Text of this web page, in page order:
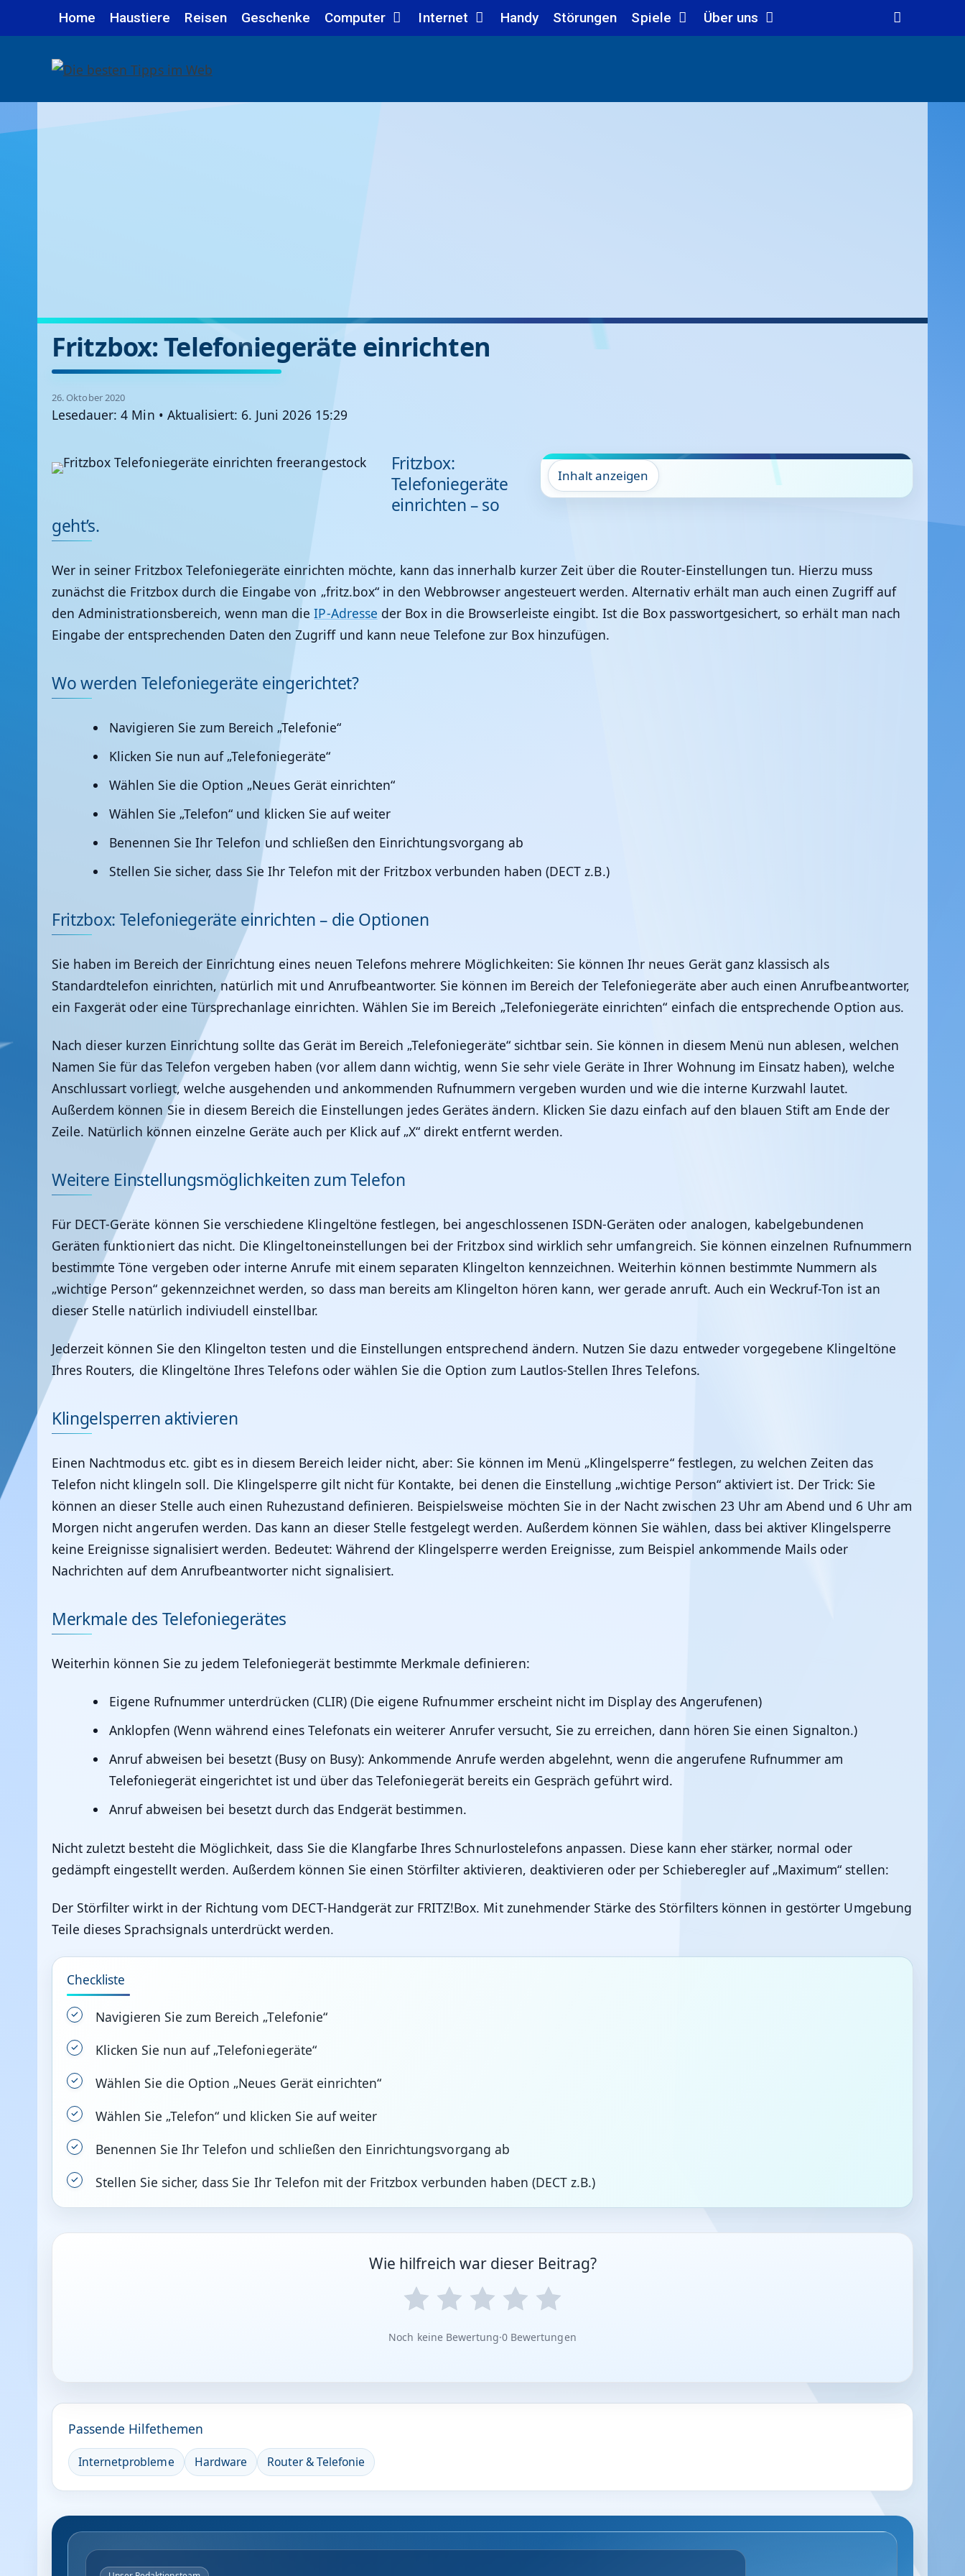
Inhalt
Home Haustiere Reisen Geschenke Computer Internet Handy Störungen Spiele Über uns
Fritzbox: Telefoniegeräte einrichten
26. Oktober 2020
Lesedauer: 4 Min • Aktualisiert: 6. Juni 2026 15:29
Inhalt anzeigen
Fritzbox:
Telefoniegeräte
einrichten – so
geht’s.
Wer in seiner Fritzbox Telefoniegeräte einrichten möchte, kann das innerhalb kurzer Zeit über die Router-Einstellungen tun. Hierzu muss
zunächst die Fritzbox durch die Eingabe von „fritz.box“ in den Webbrowser angesteuert werden. Alternativ erhält man auch einen Zugriff auf
den Administrationsbereich, wenn man dieIP-Adresse der Box in die Browserleiste eingibt. Ist die Box passwortgesichert, so erhält man nach
Eingabe der entsprechenden Daten den Zugriff und kann neue Telefone zur Box hinzufügen.
Wo werden Telefoniegeräte eingerichtet?
Navigieren Sie zum Bereich „Telefonie“
Klicken Sie nun auf „Telefoniegeräte“
Wählen Sie die Option „Neues Gerät einrichten“
Wählen Sie „Telefon“ und klicken Sie auf weiter
Benennen Sie Ihr Telefon und schließen den Einrichtungsvorgang ab
Stellen Sie sicher, dass Sie Ihr Telefon mit der Fritzbox verbunden haben (DECT z.B.)
Fritzbox: Telefoniegeräte einrichten – die Optionen
Sie haben im Bereich der Einrichtung eines neuen Telefons mehrere Möglichkeiten: Sie können Ihr neues Gerät ganz klassisch als
Standardtelefon einrichten, natürlich mit und Anrufbeantworter. Sie können im Bereich der Telefoniegeräte aber auch einen Anrufbeantworter,
ein Faxgerät oder eine Türsprechanlage einrichten. Wählen Sie im Bereich „Telefoniegeräte einrichten“ einfach die entsprechende Option aus.
Nach dieser kurzen Einrichtung sollte das Gerät im Bereich „Telefoniegeräte“ sichtbar sein. Sie können in diesem Menü nun ablesen, welchen
Namen Sie für das Telefon vergeben haben (vor allem dann wichtig, wenn Sie sehr viele Geräte in Ihrer Wohnung im Einsatz haben), welche
Anschlussart vorliegt, welche ausgehenden und ankommenden Rufnummern vergeben wurden und wie die interne Kurzwahl lautet.
Außerdem können Sie in diesem Bereich die Einstellungen jedes Gerätes ändern. Klicken Sie dazu einfach auf den blauen Stift am Ende der
Zeile. Natürlich können einzelne Geräte auch per Klick auf „X“ direkt entfernt werden.
Weitere Einstellungsmöglichkeiten zum Telefon
Für DECT-Geräte können Sie verschiedene Klingeltöne festlegen, bei angeschlossenen ISDN-Geräten oder analogen, kabelgebundenen
Geräten funktioniert das nicht. Die Klingeltoneinstellungen bei der Fritzbox sind wirklich sehr umfangreich. Sie können einzelnen Rufnummern
bestimmte Töne vergeben oder interne Anrufe mit einem separaten Klingelton kennzeichnen. Weiterhin können bestimmte Nummern als
„wichtige Person“ gekennzeichnet werden, so dass man bereits am Klingelton hören kann, wer gerade anruft. Auch ein Weckruf-Ton ist an
dieser Stelle natürlich indiviudell einstellbar.
Jederzeit können Sie den Klingelton testen und die Einstellungen entsprechend ändern. Nutzen Sie dazu entweder vorgegebene Klingeltöne
Ihres Routers, die Klingeltöne Ihres Telefons oder wählen Sie die Option zum Lautlos-Stellen Ihres Telefons.
Klingelsperren aktivieren
Einen Nachtmodus etc. gibt es in diesem Bereich leider nicht, aber: Sie können im Menü „Klingelsperre“ festlegen, zu welchen Zeiten das
Telefon nicht klingeln soll. Die Klingelsperre gilt nicht für Kontakte, bei denen die Einstellung „wichtige Person“ aktiviert ist. Der Trick: Sie
können an dieser Stelle auch einen Ruhezustand definieren. Beispielsweise möchten Sie in der Nacht zwischen 23 Uhr am Abend und 6 Uhr am
Morgen nicht angerufen werden. Das kann an dieser Stelle festgelegt werden. Außerdem können Sie wählen, dass bei aktiver Klingelsperre
keine Ereignisse signalisiert werden. Bedeutet: Während der Klingelsperre werden Ereignisse, zum Beispiel ankommende Mails oder
Nachrichten auf dem Anrufbeantworter nicht signalisiert.
Merkmale des Telefoniegerätes
Weiterhin können Sie zu jedem Telefoniegerät bestimmte Merkmale definieren:
Eigene Rufnummer unterdrücken (CLIR) (Die eigene Rufnummer erscheint nicht im Display des Angerufenen)
Anklopfen (Wenn während eines Telefonats ein weiterer Anrufer versucht, Sie zu erreichen, dann hören Sie einen Signalton.)
Anruf abweisen bei besetzt (Busy on Busy): Ankommende Anrufe werden abgelehnt, wenn die angerufene Rufnummer am
Telefoniegerät eingerichtet ist und über das Telefoniegerät bereits ein Gespräch geführt wird.
Anruf abweisen bei besetzt durch das Endgerät bestimmen.
Nicht zuletzt besteht die Möglichkeit, dass Sie die Klangfarbe Ihres Schnurlostelefons anpassen. Diese kann eher stärker, normal oder
gedämpft eingestellt werden. Außerdem können Sie einen Störfilter aktivieren, deaktivieren oder per Schieberegler auf „Maximum“ stellen:
Der Störfilter wirkt in der Richtung vom DECT-Handgerät zur FRITZ!Box. Mit zunehmender Stärke des Störfilters können in gestörter Umgebung
Teile dieses Sprachsignals unterdrückt werden.
Checkliste
Navigieren Sie zum Bereich „Telefonie“
Klicken Sie nun auf „Telefoniegeräte“
Wählen Sie die Option „Neues Gerät einrichten“
Wählen Sie „Telefon“ und klicken Sie auf weiter
Benennen Sie Ihr Telefon und schließen den Einrichtungsvorgang ab
Stellen Sie sicher, dass Sie Ihr Telefon mit der Fritzbox verbunden haben (DECT z.B.)
Wie hilfreich war dieser Beitrag?
Noch keine Bewertung·0 Bewertungen
Passende Hilfethemen
Internetprobleme Hardware Router & Telefonie